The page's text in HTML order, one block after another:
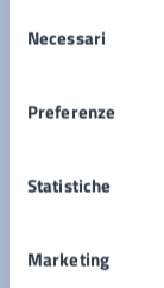
delNecessari
Preferenze
Statistiche
Marketing
Richiedi
Segnala